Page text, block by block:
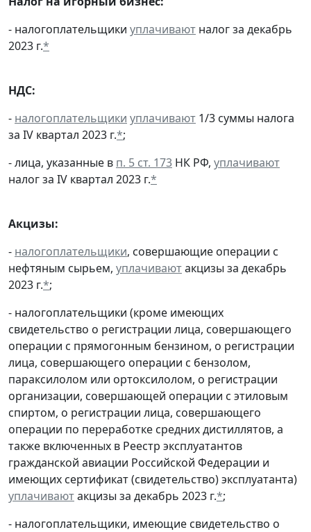
- налогоплательщики уплачивают налог за декабрь
2023 г.*
НДС:
- налогоплательщики уплачивают 1/3 суммы налога
за IV квартал 2023 г.*;
- лица, указанные в п. 5 ст. 173 НК РФ, уплачивают
налог за IV квартал 2023 г.*
Акцизы:
- налогоплательщики, совершающие операции с
нефтяным сырьем, уплачиваютакцизы за декабрь
2023 г.*;
- налогоплательщики (кроме имеющих
свидетельство о регистрации лица, совершающего
операции с прямогонным бензином, о регистрации
лица, совершающего операции с бензолом,
параксилолом или ортоксилолом, о регистрации
организации, совершающей операции с этиловым
спиртом, о регистрации лица, совершающего
операции по переработке средних дистиллятов, а
также включенных в Реестр эксплуатантов
гражданской авиации Российской Федерации и
имеющих сертификат (свидетельство) эксплуатанта)
уплачиваютакцизы за декабрь 2023 г.*;
- налогоплательщики, имеющие свидетельство о